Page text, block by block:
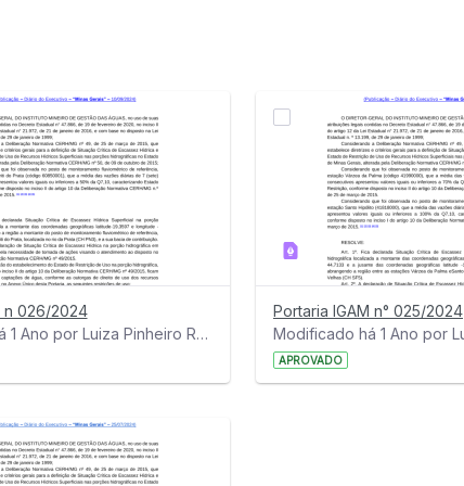
n 026/2024
Modificado há 1 Ano por Luiza Pinheiro Rezende Ribas.
Portaria IGAM n° 025/2024
APROVADO